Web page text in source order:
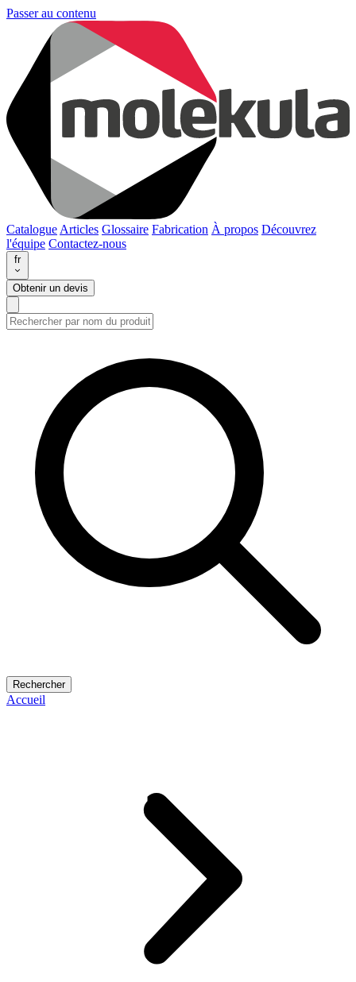
Passer au contenu
Catalogue Articles Glossaire Fabrication À propos Découvrez
l'équipe Contactez-nous
fr
Obtenir un devis
Rechercher
Accueil